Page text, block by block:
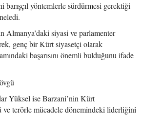
barışçıl yöntemlerle sürdürmesi gerektiği
Almanya’daki siyasi ve parlamenter
genç bir Kürt siyasetçi olarak
başarısını önemli bulduğunu ifade
Yüksel ise Barzani’nin Kürt
ve terörle mücadele dönemindeki liderliğini